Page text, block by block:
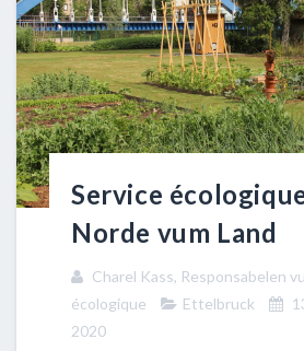
Service
Norde vum Land
Charel Kass, Responsabelen
écologique
Ettelbruck
2020